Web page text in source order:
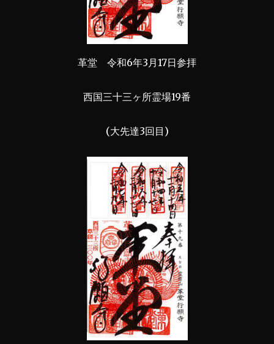
革堂 令和6年3月17日参拝
西国三十三ヶ所霊場19番
(大先達3回目)